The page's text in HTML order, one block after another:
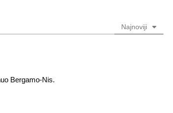
Najnoviji
Bergamo-Nis.